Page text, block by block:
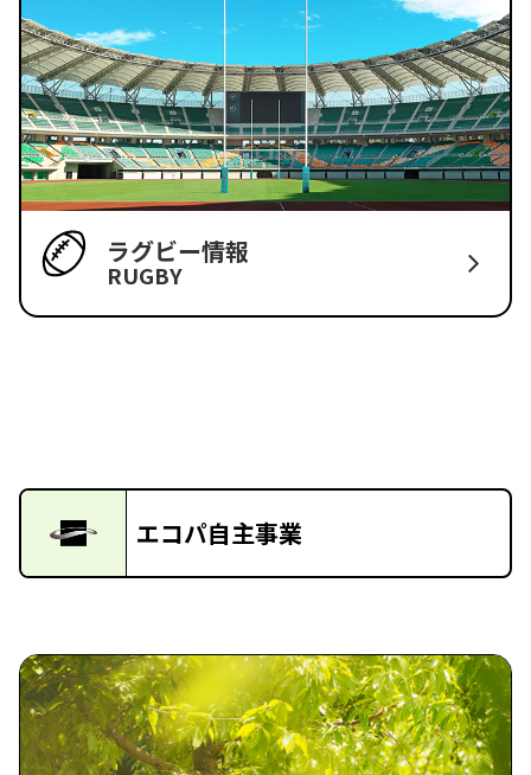
ラグビー情報
RUGBY
エコパ自主事業